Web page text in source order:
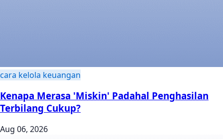
cara kelola keuangan
Kenapa Merasa 'Miskin' Padahal Penghasilan
Terbilang Cukup?
Aug 06, 2026